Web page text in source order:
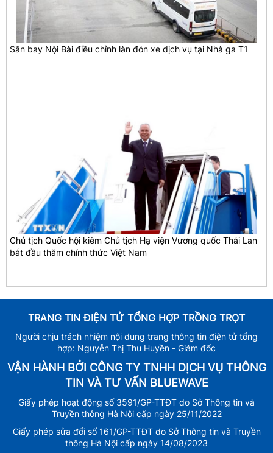
Sân bay Nội Bài điều chỉnh làn đón xe dịch vụ tại Nhà ga T1
Chủ tịch Quốc hội kiêm Chủ tịch Hạ viện Vương quốc Thái Lan
bắt đầu thăm chính thức Việt Nam
TRANG TIN ĐIỆN TỬ TỔNG HỢP TRỒNG TRỌT
Người chịu trách nhiệm nội dung trang thông tin điện tử tổng
hợp: Nguyễn Thị Thu Huyền - Giám đốc
VẬN HÀNH BỞI CÔNG TY TNHH DỊCH VỤ THÔNG
TIN VÀ TƯ VẤN BLUEWAVE
Giấy phép hoạt động số 3591/GP-TTĐT do Sở Thông tin và
Truyền thông Hà Nội cấp ngày 25/11/2022
Giấy phép sửa đổi số 161/GP-TTĐT do Sở Thông tin và Truyền
thông Hà Nội cấp ngày 14/08/2023